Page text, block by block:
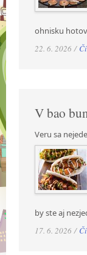
ohnisku
22. 6. 2026 /
V bao
Veru sa
by ste aj
17. 6. 2026 /